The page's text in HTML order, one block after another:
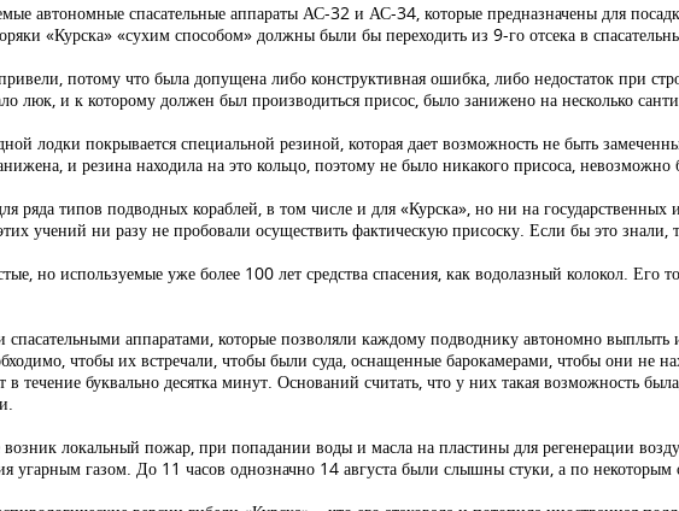
автономные спасательные аппараты АС-32 и АС-34, которые предназначены для
«Курска» «сухим способом» должны были бы переходить из 9-го отсека в
потому что была допущена либо конструктивная ошибка, либо недостаток при
люк, и к которому должен был производиться присос, было занижено на несколько
лодки покрывается специальной резиной, которая дает возможность не быть
и резина находила на это кольцо, поэтому не было никакого присоса, невозможно
ряда типов подводных кораблей, в том числе и для «Курска», но ни на
учений ни разу не пробовали осуществить фактическую присоску. Если бы это знали,
но используемые уже более 100 лет средства спасения, как водолазный колокол. Его
аппаратами, которые позволяли каждому подводнику автономно выплыть
чтобы их встречали, чтобы были суда, оснащенные барокамерами, чтобы они не
в течение буквально десятка минут. Оснований считать, что у них такая возможность
возник локальный пожар, при попадании воды и масла на пластины для регенерации
угарным газом. До 11 часов однозначно 14 августа были слышны стуки, а по